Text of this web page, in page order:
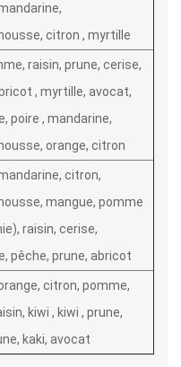
citron , myrtille
raisin, prune, cerise,
, myrtille, avocat,
poire , mandarine,
orange, citron
citron,
mangue, pomme
raisin, cerise,
pêche, prune, abricot
citron, pomme,
kiwi , kiwi , prune,
kaki, avocat